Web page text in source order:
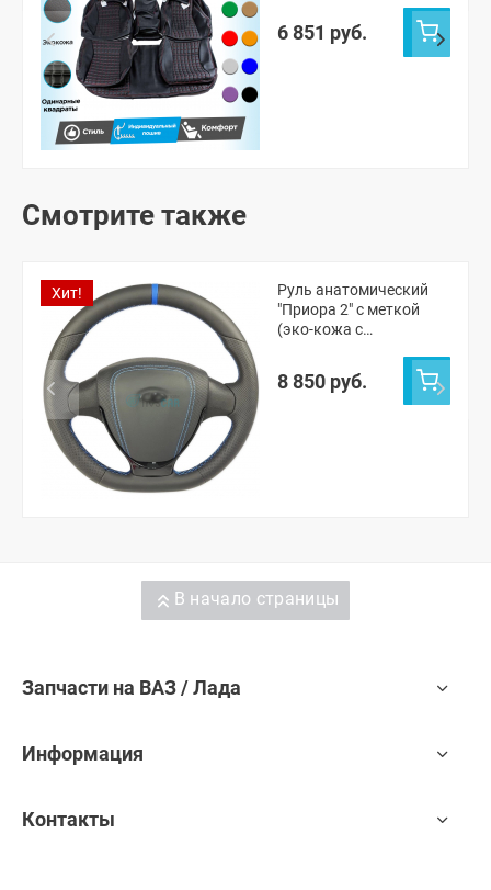
6 851 руб.
Смотрите также
Хит!
Руль анатомический
"Приора 2" с меткой
(эко-кожа с
Калина-1, Приора-1,
Гранта, 2110-12 с
европанелью, Шевроле
8 850 руб.
В начало страницы
Запчасти на ВАЗ / Лада
Информация
Контакты